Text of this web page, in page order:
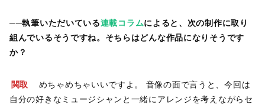
──執筆いただいている連載コラムによると、次の制作に取り
組んでいるそうですね。そちらはどんな作品になりそうです
か？
関取
めちゃめちゃいいですよ。 音像の面で言うと、今回は
自分の好きなミュージシャンと一緒にアレンジを考えながらセ